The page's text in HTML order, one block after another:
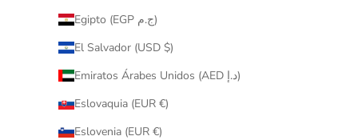
Egipto (EGP ج.م)
El Salvador (USD $)
Emiratos Árabes Unidos (AED د.إ)
Eslovaquia (EUR €)
Eslovenia (EUR €)